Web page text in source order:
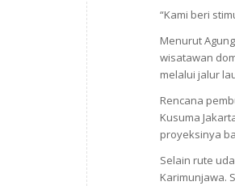
“Kami beri
Menurut
wisatawan
melalui jalur
Rencana
Kusuma
proyeksinya
Selain rute
Karimunjawa.